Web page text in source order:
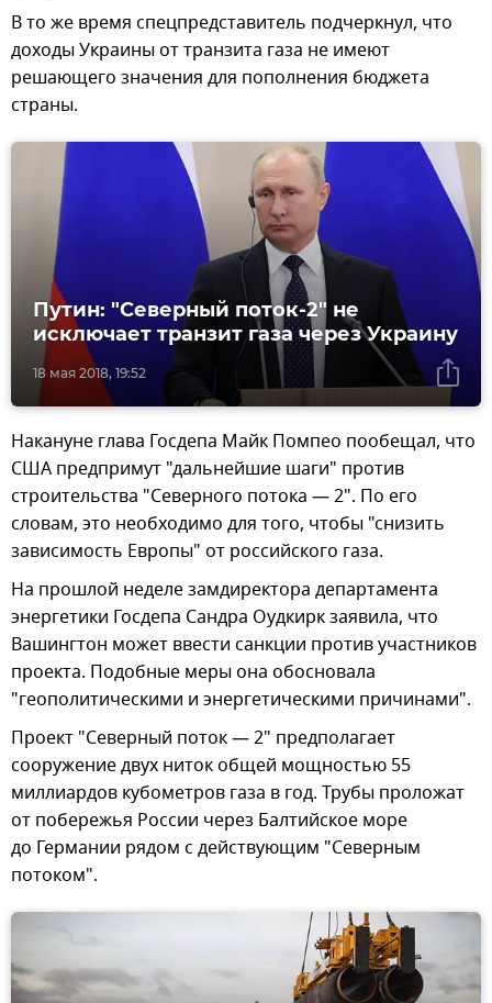
В то же время спецпредставитель подчеркнул, что
доходы Украины от транзита газа не имеют
решающего значения для пополнения бюджета
страны.
18 мая 2018, 19:52
Путин: "Северный поток-2" не
исключает транзит газа через Украину
Накануне глава Госдепа Майк Помпео пообещал, что
США предпримут "дальнейшие шаги" против
строительства "Северного потока — 2". По его
словам, это необходимо для того, чтобы "снизить
зависимость Европы" от российского газа.
На прошлой неделе замдиректора департамента
энергетики Госдепа Сандра Оудкирк заявила, что
Вашингтон может ввести санкции против участников
проекта. Подобные меры она обосновала
"геополитическими и энергетическими причинами".
Проект "Северный поток — 2" предполагает
сооружение двух ниток общей мощностью 55
миллиардов кубометров газа в год. Трубы проложат
от побережья России через Балтийское море
до Германии рядом с действующим "Северным
потоком".